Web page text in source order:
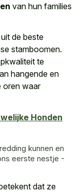
van hun families
de beste
stamboomen.
te
hangende en
oren waar
Honden
kunnen en
eerste nestje -
dat ze